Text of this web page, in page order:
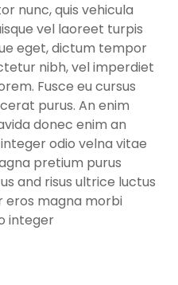
nunc, quis vehicula
vel laoreet turpis
eget, dictum tempor
nibh, vel imperdiet
Fusce eu cursus
purus. An enim
donec enim an
odio velna vitae
pretium purus
and risus ultrice luctus
eros magna morbi
integer